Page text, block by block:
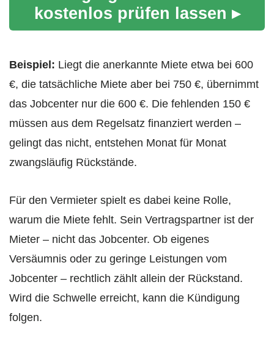
kostenlos prüfen lassen ▸
Beispiel: Liegt die anerkannte Miete etwa bei 600
€, die tatsächliche Miete aber bei 750 €, übernimmt
das Jobcenter nur die 600 €. Die fehlenden 150 €
müssen aus dem Regelsatz finanziert werden –
gelingt das nicht, entstehen Monat für Monat
zwangsläufig Rückstände.
Für den Vermieter spielt es dabei keine Rolle,
warum die Miete fehlt. Sein Vertragspartner ist der
Mieter – nicht das Jobcenter. Ob eigenes
Versäumnis oder zu geringe Leistungen vom
Jobcenter – rechtlich zählt allein der Rückstand.
Wird die Schwelle erreicht, kann die Kündigung
folgen.